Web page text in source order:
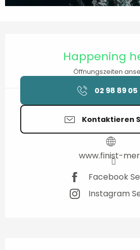
Happening
Öffnungszeiten
02 98 89 05
Kontaktieren
www.finist-
Facebook
Instagram